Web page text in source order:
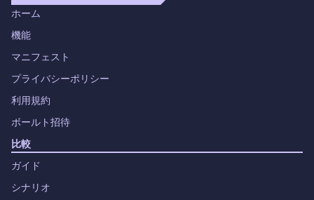
ホーム
機能
マニフェスト
プライバシーポリシー
利用規約
ボールト招待
比較
ガイド
シナリオ